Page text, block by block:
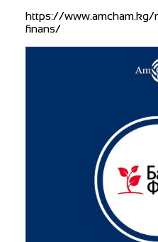
https://
finans/